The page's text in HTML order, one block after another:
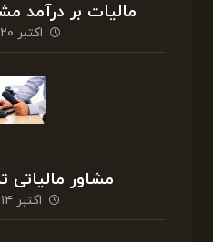
مالیات بر درآمد
اکتبر ۲۰, ۲۰۲۰
مشاور مالیاتی
اکتبر ۱۴, ۲۰۲۰